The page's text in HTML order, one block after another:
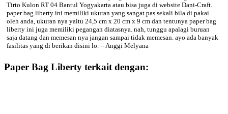
Tirto Kulon RT 04 Bantul Yogyakarta atau bisa juga di website Dani-Craft.
paper bag liberty ini memiliki ukuran yang sangat pas sekali bila di pakai
oleh anda, ukuran nya yaitu 24,5 cm x 20 cm x 9 cm dan tentunya paper bag
liberty ini juga memiliki pegangan diatasnya. nah, tunggu apalagi buruan
saja datang dan memesan nya jangan sampai tidak memesan. ayo ada banyak
fasilitas yang di berikan disini lo. -- Anggi Melyana
Paper Bag Liberty terkait dengan: